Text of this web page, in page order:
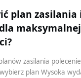
plan zasilania
maksymalnej
zasilania
plan Wysoka